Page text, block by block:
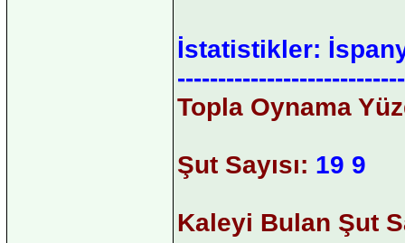
İstatistikler:
Topla Oynama
Şut Sayısı: 19 9
Kaleyi Bulan Şut